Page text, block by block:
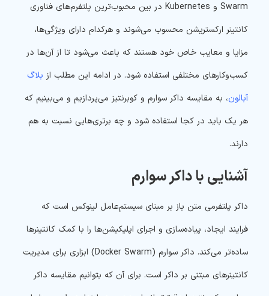
Swarm و Kubernetes در بین محبوب‌ترین پلتفرم‌های فناوری
کانتینر ارکستریشن محسوب می‌شوند و هرکدام دارای ویژگی‌ها،
مزایا و معایب خاص خود هستند که باعث می‌شود تا از آن‌ها در
کسب‌وکارهای مختلفی استفاده شود. در ادامه این مطلب از بلاگ
آبالون، به مقایسه داکر سوارم و کوبرنتیز می‌پردازیم و می‌بینیم که
هر یک باید در کجا استفاده شود و چه برتری‌هایی نسبت به هم
دارند.
آشنایی با داکر سوارم
داکر پلتفرمی متن باز بر مبنای سیستم‌عامل لینوکس است که
فرایند ایجاد، پیاده‌سازی و اجرای اپلیکیشن‌ها را با کمک کانتینرها
ساده‌تر می‌کند. داکر سوارم (Docker Swarm) ابزاری برای مدیریت
کانتینرهای مبتنی بر داکر است. برای آن که بتوانیم مقایسه داکر